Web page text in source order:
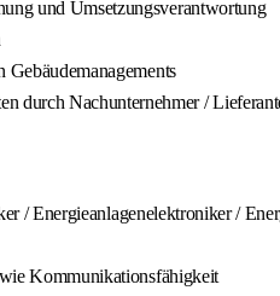
und Umsetzungsverantwortung
Gebäudemanagements
durch Nachunternehmer /
/ Energieanlagenelektroniker /
Kommunikationsfähigkeit